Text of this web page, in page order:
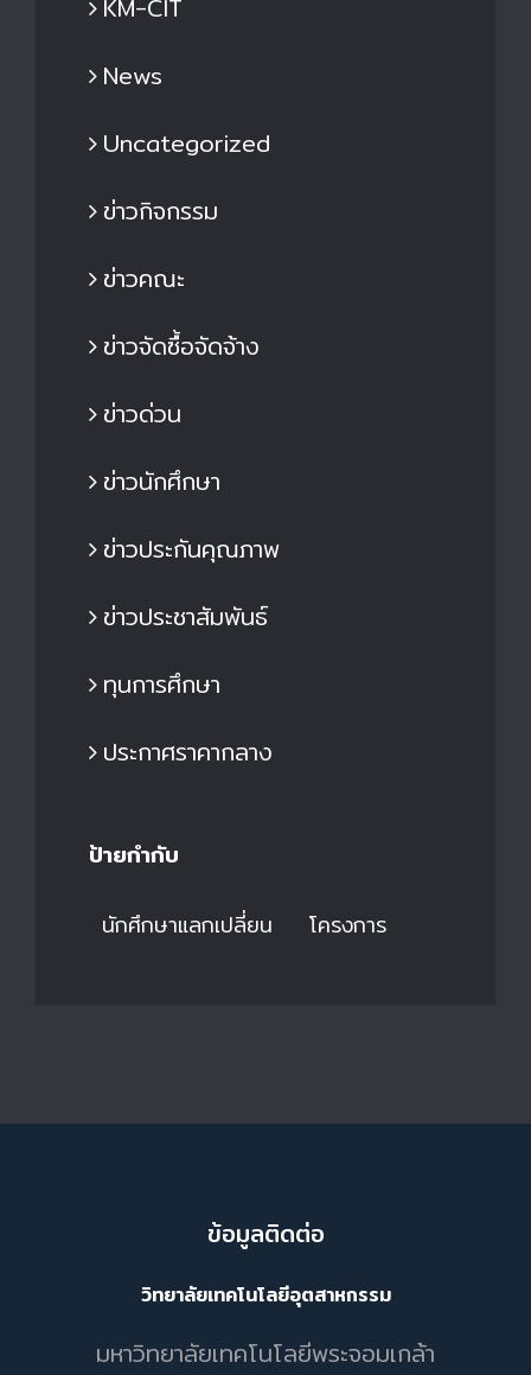
KM-CIT
News
Uncategorized
ข่าวกิจกรรม
ข่าวคณะ
ข่าวจัดซื้อจัดจ้าง
ข่าวด่วน
ข่าวนักศึกษา
ข่าวประกันคุณภาพ
ข่าวประชาสัมพันธ์
ทุนการศึกษา
ประกาศราคากลาง
ป้ายกำกับ
นักศึกษาแลกเปลี่ยน โครงการ
ข้อมูลติดต่อ
วิทยาลัยเทคโนโลยีอุตสาหกรรม
มหาวิทยาลัยเทคโนโลยีพระจอมเกล้า